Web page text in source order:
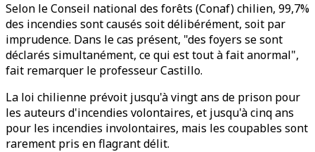
Selon le Conseil national des forêts (Conaf) chilien, 99,7%
des incendies sont causés soit délibérément, soit par
imprudence. Dans le cas présent, "des foyers se sont
déclarés simultanément, ce qui est tout à fait anormal",
fait remarquer le professeur Castillo.
La loi chilienne prévoit jusqu'à vingt ans de prison pour
les auteurs d'incendies volontaires, et jusqu'à cinq ans
pour les incendies involontaires, mais les coupables sont
rarement pris en flagrant délit.